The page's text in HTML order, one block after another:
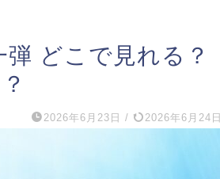
どこで見れる？
2026年6月23日 / 2026年6月24日